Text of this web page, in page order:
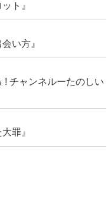
ト』
い方』
! チャンネルーたのしい
罪』